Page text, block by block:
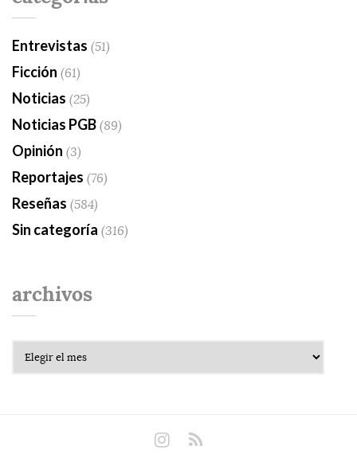
Entrevistas (51)
Ficción (61)
Noticias (25)
Noticias PGB(89)
Opinión (3)
Reportajes (76)
Reseñas (584)
Sin categoría (316)
archivos